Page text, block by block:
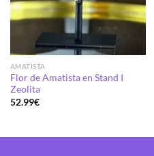
AMATISTA
Flor de Amatista en Stand I
Zeolita
52.99€